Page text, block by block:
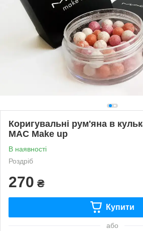
Коригувальні рум'яна в
MAC Make up
В наявності
Роздріб
270 ₴
Купити
або